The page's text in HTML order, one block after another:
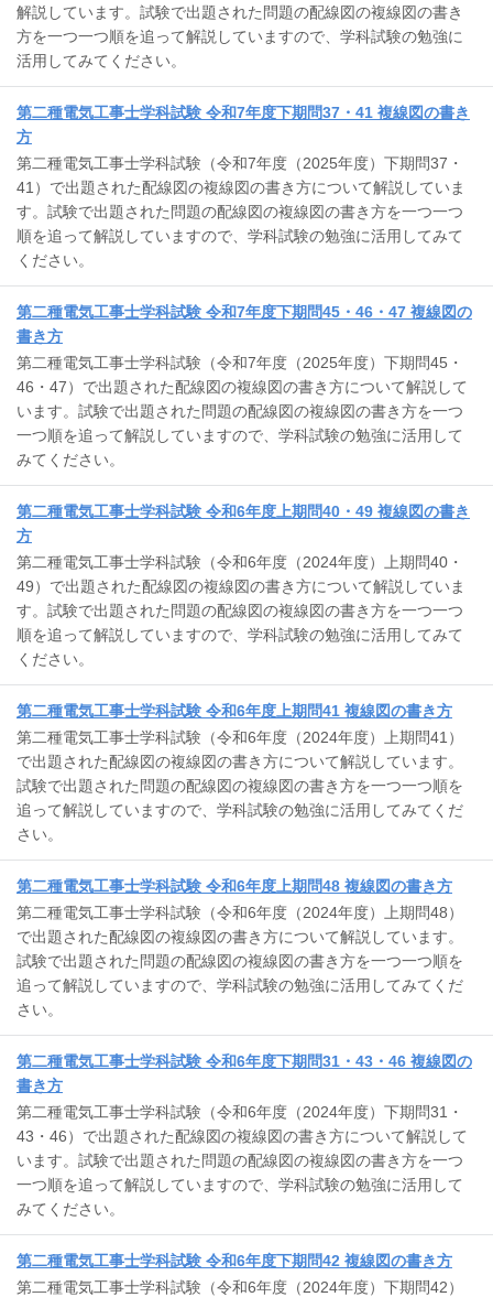
解説しています。試験で出題された問題の配線図の複線図の書き
方を一つ一つ順を追って解説していますので、学科試験の勉強に
活用してみてください。
第二種電気工事士学科試験 令和7年度下期問37・41 複線図の書き
方
第二種電気工事士学科試験（令和7年度（2025年度）下期問37・
41）で出題された配線図の複線図の書き方について解説していま
す。試験で出題された問題の配線図の複線図の書き方を一つ一つ
順を追って解説していますので、学科試験の勉強に活用してみて
ください。
第二種電気工事士学科試験 令和7年度下期問45・46・47 複線図の
書き方
第二種電気工事士学科試験（令和7年度（2025年度）下期問45・
46・47）で出題された配線図の複線図の書き方について解説して
います。試験で出題された問題の配線図の複線図の書き方を一つ
一つ順を追って解説していますので、学科試験の勉強に活用して
みてください。
第二種電気工事士学科試験 令和6年度上期問40・49 複線図の書き
方
第二種電気工事士学科試験（令和6年度（2024年度）上期問40・
49）で出題された配線図の複線図の書き方について解説していま
す。試験で出題された問題の配線図の複線図の書き方を一つ一つ
順を追って解説していますので、学科試験の勉強に活用してみて
ください。
第二種電気工事士学科試験 令和6年度上期問41 複線図の書き方
第二種電気工事士学科試験（令和6年度（2024年度）上期問41）
で出題された配線図の複線図の書き方について解説しています。
試験で出題された問題の配線図の複線図の書き方を一つ一つ順を
追って解説していますので、学科試験の勉強に活用してみてくだ
さい。
第二種電気工事士学科試験 令和6年度上期問48 複線図の書き方
第二種電気工事士学科試験（令和6年度（2024年度）上期問48）
で出題された配線図の複線図の書き方について解説しています。
試験で出題された問題の配線図の複線図の書き方を一つ一つ順を
追って解説していますので、学科試験の勉強に活用してみてくだ
さい。
第二種電気工事士学科試験 令和6年度下期問31・43・46 複線図の
書き方
第二種電気工事士学科試験（令和6年度（2024年度）下期問31・
43・46）で出題された配線図の複線図の書き方について解説して
います。試験で出題された問題の配線図の複線図の書き方を一つ
一つ順を追って解説していますので、学科試験の勉強に活用して
みてください。
第二種電気工事士学科試験 令和6年度下期問42 複線図の書き方
第二種電気工事士学科試験（令和6年度（2024年度）下期問42）